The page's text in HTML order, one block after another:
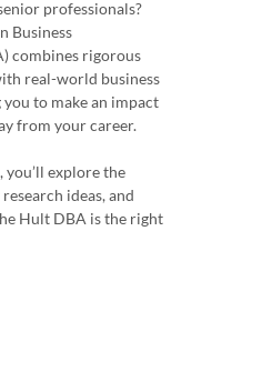
professionals?
Business
combines rigorous
real-world business
to make an impact
from your career.
you’ll explore the
ideas, and
Hult DBA is the right